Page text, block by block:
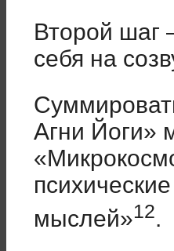
Второй шаг
себя на
Агни Йоги»
мыслей»12.